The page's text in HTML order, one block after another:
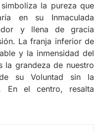
la pureza que
en su Inmaculada
y llena de gracia
La franja inferior de
y la inmensidad del
la grandeza de nuestro
su Voluntad sin la
En el centro, resalta